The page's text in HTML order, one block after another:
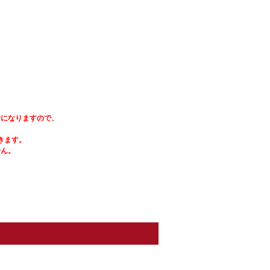
なりますので、
す。
。